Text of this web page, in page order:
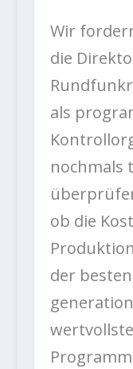
Wir
die
als
nochmals
ob die
der